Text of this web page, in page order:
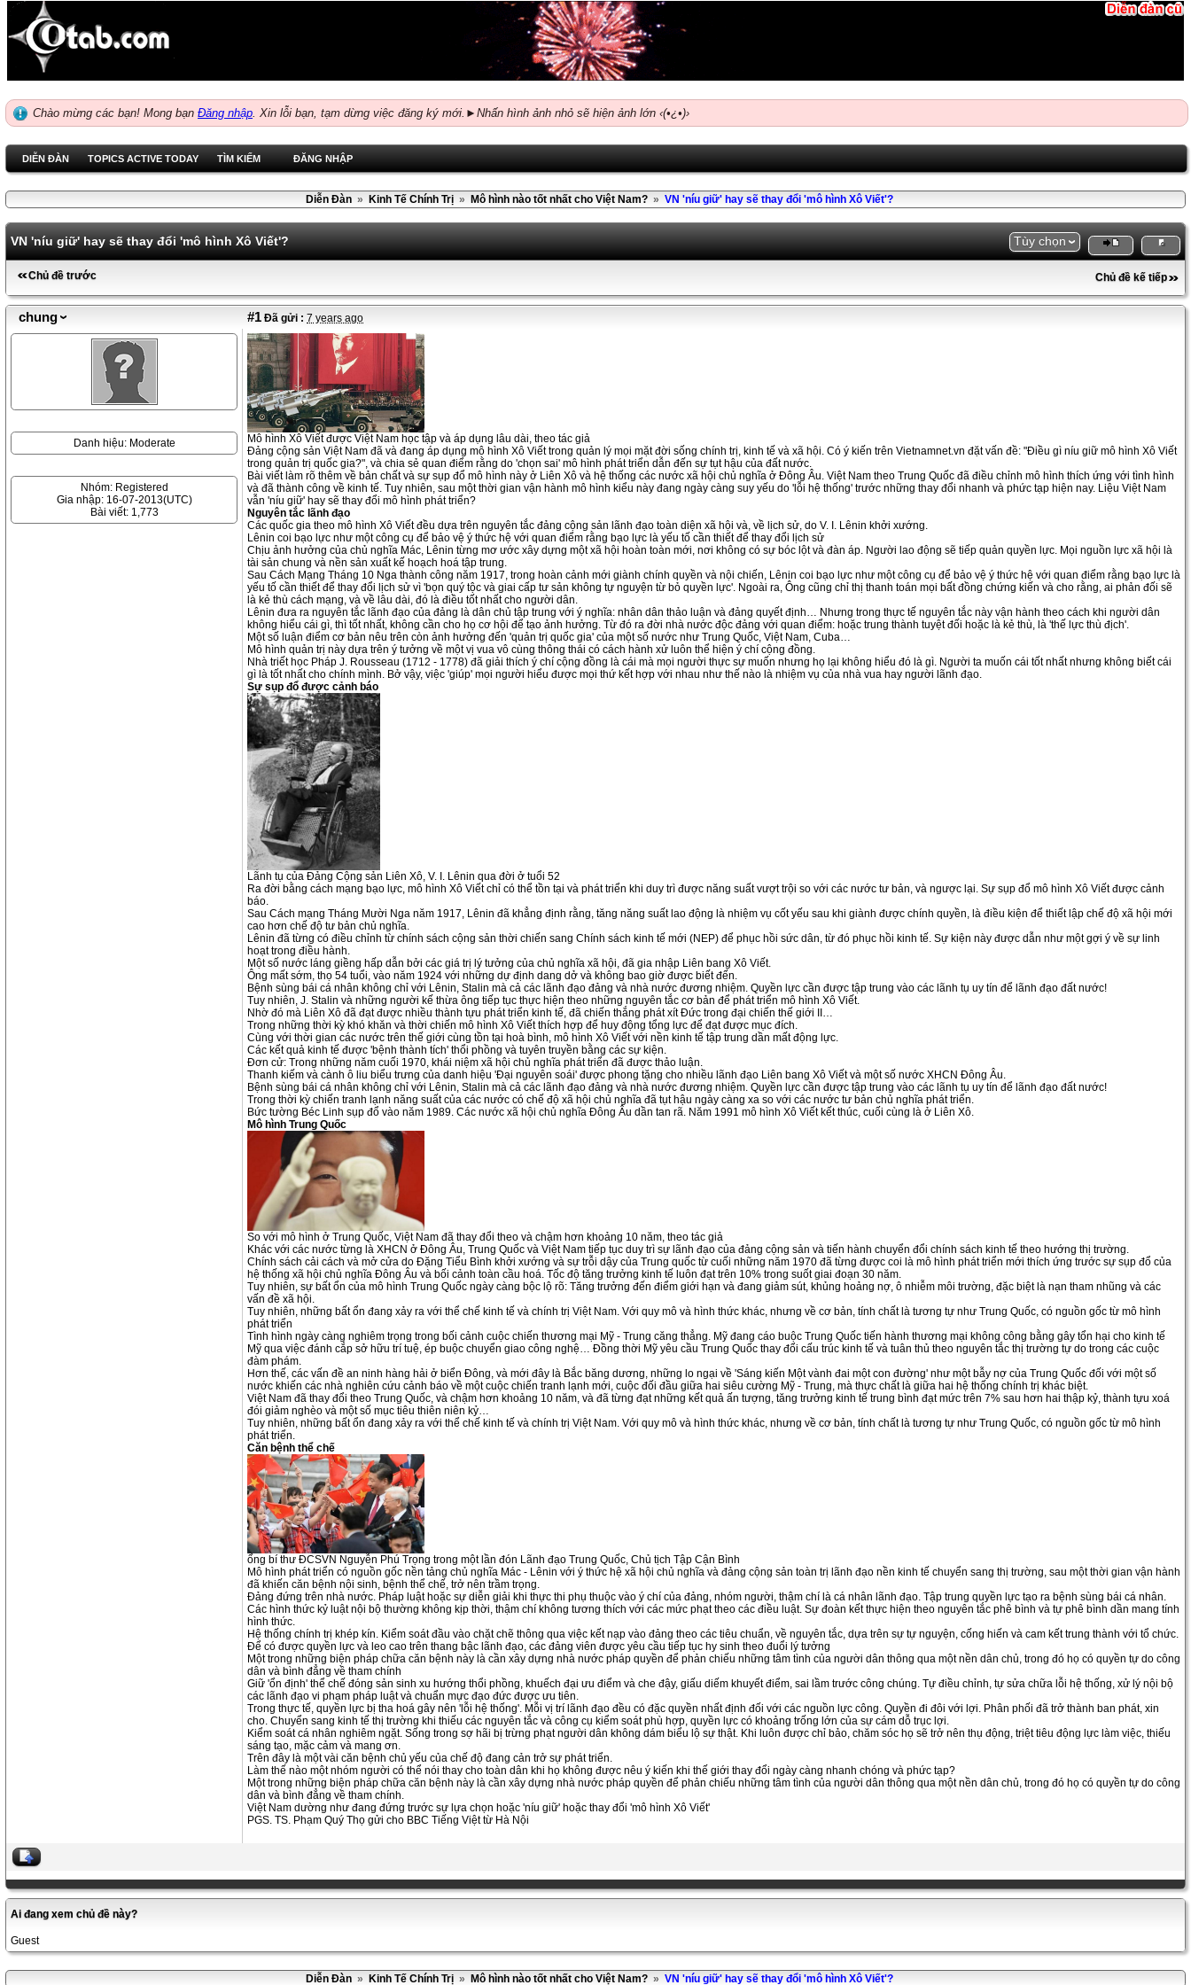
Chào mừng các bạn! Mong bạn Đăng nhập. Xin lỗi bạn, tạm dừng việc đăng ký mới.►Nhấn hình ảnh nhỏ sẽ hiện ảnh lớn ‹(•¿•)›
DIỄN ĐÀN TOPICS ACTIVE TODAY TÌM KIẾM ĐĂNG NHẬP
Diễn Đàn » Kinh Tế Chính Trị » Mô hình nào tốt nhất cho Việt Nam? » VN 'níu giữ' hay sẽ thay đổi 'mô hình Xô Viết'?
VN 'níu giữ' hay sẽ thay đổi 'mô hình Xô Viết'? Tùy chọn
Chủ đề trước Chủ đề kế tiếp
chung #1 Đã gửi : 7 years ago
Danh hiệu: Moderate
Nhóm: Registered
Gia nhập: 16-07-2013(UTC)
Bài viết: 1,773
Mô hình Xô Viết được Việt Nam học tập và áp dụng lâu dài, theo tác giả
Đảng cộng sản Việt Nam đã và đang áp dụng mô hình Xô Viết trong quản lý mọi mặt đời sống chính trị, kinh tế và xã hội. Có ý kiến trên Vietnamnet.vn đặt vấn đề: "Điều gì níu giữ mô hình Xô Viết
trong quản trị quốc gia?", và chia sẻ quan điểm rằng do 'chọn sai' mô hình phát triển dẫn đến sự tụt hậu của đất nước.
Bài viết làm rõ thêm về bản chất và sự sụp đổ mô hình này ở Liên Xô và hệ thống các nước xã hội chủ nghĩa ở Đông Âu. Việt Nam theo Trung Quốc đã điều chỉnh mô hình thích ứng với tình hình
và đã thành công về kinh tế. Tuy nhiên, sau một thời gian vận hành mô hình kiểu này đang ngày càng suy yếu do 'lỗi hệ thống' trước những thay đổi nhanh và phức tạp hiện nay. Liệu Việt Nam
vẫn 'níu giữ' hay sẽ thay đổi mô hình phát triển?
Nguyên tắc lãnh đạo
Các quốc gia theo mô hình Xô Viết đều dựa trên nguyên tắc đảng cộng sản lãnh đạo toàn diện xã hội và, về lịch sử, do V. I. Lênin khởi xướng.
Lênin coi bạo lực như một công cụ để bảo vệ ý thức hệ với quan điểm rằng bạo lực là yếu tố cần thiết để thay đổi lịch sử
Chịu ảnh hưởng của chủ nghĩa Mác, Lênin từng mơ ước xây dựng một xã hội hoàn toàn mới, nơi không có sự bóc lột và đàn áp. Người lao động sẽ tiếp quản quyền lực. Mọi nguồn lực xã hội là
tài sản chung và nền sản xuất kế hoạch hoá tập trung.
Sau Cách Mạng Tháng 10 Nga thành công năm 1917, trong hoàn cảnh mới giành chính quyền và nội chiến, Lênin coi bạo lực như một công cụ để bảo vệ ý thức hệ với quan điểm rằng bạo lực là
yếu tố cần thiết để thay đổi lịch sử vì 'bọn quý tộc và giai cấp tư sản không tự nguyện từ bỏ quyền lực'. Ngoài ra, Ông cũng chỉ thị thanh toán mọi bất đồng chứng kiến và cho rằng, ai phản đối sẽ
là kẻ thù cách mạng, và về lâu dài, đó là điều tốt nhất cho người dân.
Lênin đưa ra nguyên tắc lãnh đạo của đảng là dân chủ tập trung với ý nghĩa: nhân dân thảo luận và đảng quyết định… Nhưng trong thực tế nguyên tắc này vận hành theo cách khi người dân
không hiểu cái gì, thì tốt nhất, không cần cho họ cơ hội để tạo ảnh hưởng. Từ đó ra đời nhà nước độc đảng với quan điểm: hoặc trung thành tuyệt đối hoặc là kẻ thù, là 'thế lực thù địch'.
Một số luận điểm cơ bản nêu trên còn ảnh hưởng đến 'quản trị quốc gia' của một số nước như Trung Quốc, Việt Nam, Cuba…
Mô hình quản trị này dựa trên ý tưởng về một vị vua vô cùng thông thái có cách hành xử luôn thể hiện ý chí cộng đồng.
Nhà triết học Pháp J. Rousseau (1712 - 1778) đã giải thích ý chí cộng đồng là cái mà mọi người thực sự muốn nhưng họ lại không hiểu đó là gì. Người ta muốn cái tốt nhất nhưng không biết cái
gì là tốt nhất cho chính mình. Bở vậy, việc 'giúp' mọi người hiểu được mọi thứ kết hợp với nhau như thế nào là nhiệm vụ của nhà vua hay người lãnh đạo.
Sự sụp đổ được cảnh báo
Lãnh tụ của Đảng Cộng sản Liên Xô, V. I. Lênin qua đời ở tuổi 52
Ra đời bằng cách mạng bạo lực, mô hình Xô Viết chỉ có thể tồn tại và phát triển khi duy trì được năng suất vượt trội so với các nước tư bản, và ngược lại. Sự sụp đổ mô hình Xô Viết được cảnh
báo.
Sau Cách mạng Tháng Mười Nga năm 1917, Lênin đã khẳng định rằng, tăng năng suất lao động là nhiệm vụ cốt yếu sau khi giành được chính quyền, là điều kiện để thiết lập chế độ xã hội mới
cao hơn chế độ tư bản chủ nghĩa.
Lênin đã từng có điều chỉnh từ chính sách cộng sản thời chiến sang Chính sách kinh tế mới (NEP) để phục hồi sức dân, từ đó phục hồi kinh tế. Sự kiện này được dẫn như một gợi ý về sự linh
hoạt trong điều hành.
Một số nước láng giềng hấp dẫn bởi các giá trị lý tưởng của chủ nghĩa xã hội, đã gia nhập Liên bang Xô Viết.
Ông mất sớm, thọ 54 tuổi, vào năm 1924 với những dự định dang dở và không bao giờ được biết đến.
Bệnh sùng bái cá nhân không chỉ với Lênin, Stalin mà cả các lãnh đạo đảng và nhà nước đương nhiệm. Quyền lực cần được tập trung vào các lãnh tụ uy tín để lãnh đạo đất nước!
Tuy nhiên, J. Stalin và những người kế thừa ông tiếp tục thực hiện theo những nguyên tắc cơ bản để phát triển mô hình Xô Viết.
Nhờ đó mà Liên Xô đã đạt được nhiều thành tựu phát triển kinh tế, đã chiến thắng phát xít Đức trong đại chiến thế giới II…
Trong những thời kỳ khó khăn và thời chiến mô hình Xô Viết thích hợp để huy động tổng lực để đạt được mục đích.
Cùng với thời gian các nước trên thế giới cùng tồn tại hoà bình, mô hình Xô Viết với nền kinh tế tập trung dần mất động lực.
Các kết quả kinh tế được 'bệnh thành tích' thổi phồng và tuyên truyền bằng các sự kiện.
Đơn cử: Trong những năm cuối 1970, khái niệm xã hội chủ nghĩa phát triển đã được thảo luận.
Thanh kiếm và cành ô liu biểu trưng của danh hiệu 'Đại nguyên soái' được phong tặng cho nhiều lãnh đạo Liên bang Xô Viết và một số nước XHCN Đông Âu.
Bệnh sùng bái cá nhân không chỉ với Lênin, Stalin mà cả các lãnh đạo đảng và nhà nước đương nhiệm. Quyền lực cần được tập trung vào các lãnh tụ uy tín để lãnh đạo đất nước!
Trong thời kỳ chiến tranh lạnh năng suất của các nước có chế độ xã hội chủ nghĩa đã tụt hậu ngày càng xa so với các nước tư bản chủ nghĩa phát triển.
Bức tường Béc Linh sụp đổ vào năm 1989. Các nước xã hội chủ nghĩa Đông Âu dần tan rã. Năm 1991 mô hình Xô Viết kết thúc, cuối cùng là ở Liên Xô.
Mô hình Trung Quốc
So với mô hình ở Trung Quốc, Việt Nam đã thay đổi theo và chậm hơn khoảng 10 năm, theo tác giả
Khác với các nước từng là XHCN ở Đông Âu, Trung Quốc và Việt Nam tiếp tục duy trì sự lãnh đạo của đảng cộng sản và tiến hành chuyển đổi chính sách kinh tế theo hướng thị trường.
Chính sách cải cách và mở cửa do Đặng Tiểu Bình khởi xướng và sự trỗi dậy của Trung quốc từ cuối những năm 1970 đã từng được coi là mô hình phát triển mới thích ứng trước sự sụp đổ của
hệ thống xã hội chủ nghĩa Đông Âu và bối cảnh toàn cầu hoá. Tốc độ tăng trưởng kinh tế luôn đạt trên 10% trong suốt giai đoạn 30 năm.
Tuy nhiên, sự bất ổn của mô hình Trung Quốc ngày càng bộc lộ rõ: Tăng trưởng đến điểm giới hạn và đang giảm sút, khủng hoảng nợ, ô nhiễm môi trường, đặc biệt là nạn tham nhũng và các
vấn đề xã hội.
Tuy nhiên, những bất ổn đang xảy ra với thể chế kinh tế và chính trị Việt Nam. Với quy mô và hình thức khác, nhưng về cơ bản, tính chất là tương tự như Trung Quốc, có nguồn gốc từ mô hình
phát triển
Tình hình ngày càng nghiêm trọng trong bối cảnh cuộc chiến thương mại Mỹ - Trung căng thẳng. Mỹ đang cáo buộc Trung Quốc tiến hành thương mại không công bằng gây tổn hại cho kinh tế
Mỹ qua việc đánh cắp sở hữu trí tuệ, ép buộc chuyển giao công nghệ… Đồng thời Mỹ yêu cầu Trung Quốc thay đổi cấu trúc kinh tế và tuân thủ theo nguyên tắc thị trường tự do trong các cuộc
đàm phám.
Hơn thế, các vấn đề an ninh hàng hải ở biển Đông, và mới đây là Bắc băng dương, những lo ngại về 'Sáng kiến Một vành đai một con đường' như một bẫy nợ của Trung Quốc đối với một số
nước khiến các nhà nghiên cứu cảnh báo về một cuộc chiến tranh lạnh mới, cuộc đối đầu giữa hai siêu cường Mỹ - Trung, mà thực chất là giữa hai hệ thống chính trị khác biệt.
Việt Nam đã thay đổi theo Trung Quốc, và chậm hơn khoảng 10 năm, và đã từng đạt những kết quả ấn tượng, tăng trưởng kinh tế trung bình đạt mức trên 7% sau hơn hai thập kỷ, thành tựu xoá
đói giảm nghèo và một số mục tiêu thiên niên kỷ…
Tuy nhiên, những bất ổn đang xảy ra với thể chế kinh tế và chính trị Việt Nam. Với quy mô và hình thức khác, nhưng về cơ bản, tính chất là tương tự như Trung Quốc, có nguồn gốc từ mô hình
phát triển.
Căn bệnh thể chế
ổng bí thư ĐCSVN Nguyễn Phú Trọng trong một lần đón Lãnh đạo Trung Quốc, Chủ tịch Tập Cận Bình
Mô hình phát triển có nguồn gốc nền tảng chủ nghĩa Mác - Lênin với ý thức hệ xã hội chủ nghĩa và đảng cộng sản toàn trị lãnh đạo nền kinh tế chuyển sang thị trường, sau một thời gian vận hành
đã khiến căn bệnh nội sinh, bệnh thể chế, trở nên trầm trọng.
Đảng đứng trên nhà nước. Pháp luật hoặc sự diễn giải khi thực thi phụ thuộc vào ý chí của đảng, nhóm người, thậm chí là cá nhân lãnh đạo. Tập trung quyền lực tạo ra bệnh sùng bái cá nhân.
Các hình thức kỷ luật nội bộ thường không kịp thời, thậm chí không tương thích với các mức phạt theo các điều luật. Sự đoàn kết thực hiện theo nguyên tắc phê bình và tự phê bình dần mang tính
hình thức.
Hệ thống chính trị khép kín. Kiểm soát đầu vào chặt chẽ thông qua việc kết nạp vào đảng theo các tiêu chuẩn, về nguyên tắc, dựa trên sự tự nguyện, cống hiến và cam kết trung thành với tổ chức.
Để có được quyền lực và leo cao trên thang bậc lãnh đạo, các đảng viên được yêu cầu tiếp tục hy sinh theo đuổi lý tưởng
Một trong những biện pháp chữa căn bệnh này là cần xây dựng nhà nước pháp quyền để phản chiếu những tâm tình của người dân thông qua một nền dân chủ, trong đó họ có quyền tự do công
dân và bình đẳng về tham chính
Giữ 'ổn định' thể chế đóng sản sinh xu hướng thổi phồng, khuếch đại ưu điểm và che đậy, giấu diếm khuyết điểm, sai lầm trước công chúng. Tự điều chỉnh, tự sửa chữa lỗi hệ thống, xử lý nội bộ
các lãnh đạo vi phạm pháp luật và chuẩn mực đạo đức được ưu tiên.
Trong thực tế, quyền lực bị tha hoá gây nên 'lỗi hệ thống'. Mỗi vị trí lãnh đạo đều có đặc quyền nhất định đối với các nguồn lực công. Quyền đi đôi với lợi. Phân phối đã trở thành ban phát, xin
cho. Chuyển sang kinh tế thị trường khi thiếu các nguyên tắc và công cụ kiểm soát phù hợp, quyền lực có khoảng trống lớn của sự cám dỗ trục lợi.
Kiểm soát cá nhân nghiêm ngặt. Sống trong sợ hãi bị trừng phạt người dân không dám biểu lộ sự thật. Khi luôn được chỉ bảo, chăm sóc họ sẽ trở nên thụ động, triệt tiêu động lực làm việc, thiếu
sáng tạo, mặc cảm và mang ơn.
Trên đây là một vài căn bệnh chủ yếu của chế độ đang cản trở sự phát triển.
Làm thế nào một nhóm người có thể nói thay cho toàn dân khi họ không được nêu ý kiến khi thế giới thay đổi ngày càng nhanh chóng và phức tạp?
Một trong những biện pháp chữa căn bệnh này là cần xây dựng nhà nước pháp quyền để phản chiếu những tâm tình của người dân thông qua một nền dân chủ, trong đó họ có quyền tự do công
dân và bình đẳng về tham chính.
Việt Nam dường như đang đứng trước sự lựa chọn hoặc 'níu giữ' hoặc thay đổi 'mô hình Xô Viết'
PGS. TS. Phạm Quý Thọ gửi cho BBC Tiếng Việt từ Hà Nội
Ai đang xem chủ đề này?
Guest
Diễn Đàn » Kinh Tế Chính Trị » Mô hình nào tốt nhất cho Việt Nam? » VN 'níu giữ' hay sẽ thay đổi 'mô hình Xô Viết'?